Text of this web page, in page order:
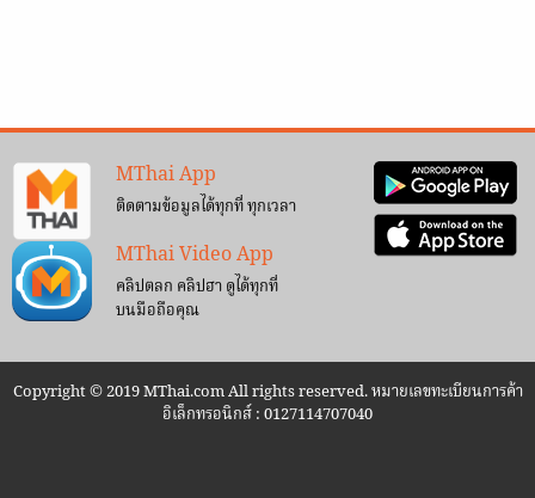
MThai App
ติดตามข้อมูลได้ทุกที่ ทุกเวลา
MThai Video App
คลิปตลก คลิปฮา ดูได้ทุกที่
บนมือถือคุณ
Copyright © 2019 MThai.com All rights reserved. หมายเลขทะเบียนการค้า
อิเล็กทรอนิกส์ : 0127114707040